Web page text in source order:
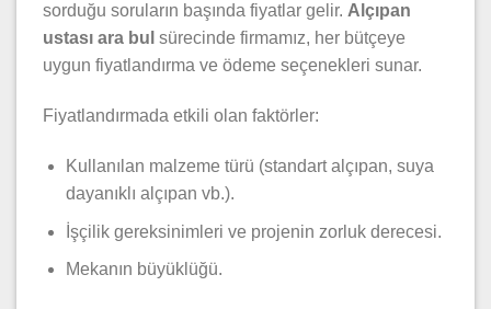
sorduğu soruların başında fiyatlar gelir. Alçıpan
ustası ara bul sürecinde firmamız, her bütçeye
uygun fiyatlandırma ve ödeme seçenekleri sunar.
Fiyatlandırmada etkili olan faktörler:
Kullanılan malzeme türü (standart alçıpan, suya
dayanıklı alçıpan vb.).
İşçilik gereksinimleri ve projenin zorluk derecesi.
Mekanın büyüklüğü.